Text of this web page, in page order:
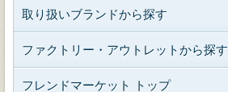
取り扱いブランドから探す
ファクトリー・アウトレットから探す
フレンドマーケット トップ